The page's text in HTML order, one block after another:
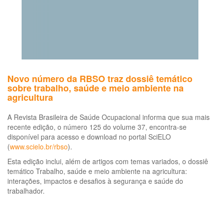
Novo número da RBSO traz dossiê temático
sobre trabalho, saúde e meio ambiente na
agricultura
A Revista Brasileira de Saúde Ocupacional informa que sua mais
recente edição, o número 125 do volume 37, encontra-se
disponível para acesso e download no portal SciELO
(www.scielo.br/rbso).
Esta edição inclui, além de artigos com temas variados, o dossiê
temático Trabalho, saúde e meio ambiente na agricultura:
interações, impactos e desafios à segurança e saúde do
trabalhador.